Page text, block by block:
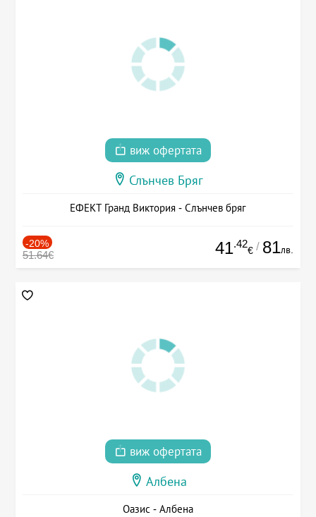
виж офертата
Слънчев Бряг
ЕФЕКТ Гранд Виктория - Слънчев бряг
-20%
51.64€ 41.42
€ / 81лв.
виж офертата
Албена
Оазис - Албена